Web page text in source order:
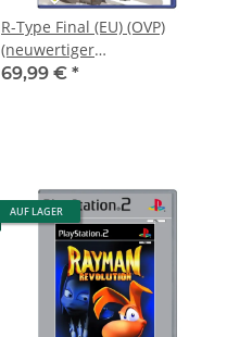
R-Type Final (EU) (OVP)
(neuwertiger
Sammlerzustand) -
69,99 € *
AUF LAGER